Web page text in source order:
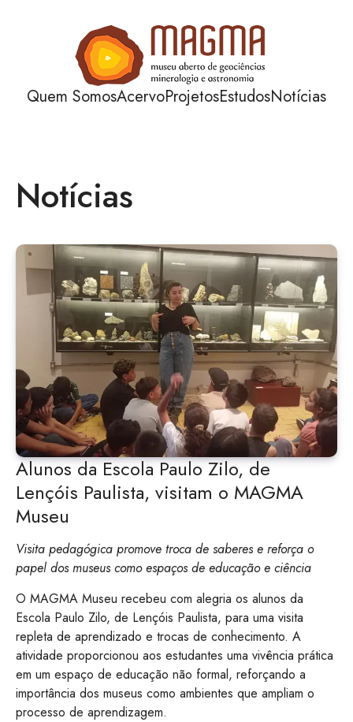
Quem SomosAcervoProjetosEstudosNotícias
Notícias
Alunos da Escola Paulo Zilo, de
Lençóis Paulista, visitam o MAGMA
Museu
Visita pedagógica promove troca de saberes e reforça o
papel dos museus como espaços de educação e ciência
O MAGMA Museu recebeu com alegria os alunos da
Escola Paulo Zilo, de Lençóis Paulista, para uma visita
repleta de aprendizado e trocas de conhecimento. A
atividade proporcionou aos estudantes uma vivência prática
em um espaço de educação não formal, reforçando a
importância dos museus como ambientes que ampliam o
processo de aprendizagem.